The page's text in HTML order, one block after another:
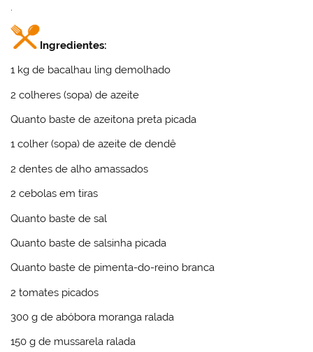
.
Ingredientes:
1 kg de bacalhau ling demolhado
2 colheres (sopa) de azeite
Quanto baste de azeitona preta picada
1 colher (sopa) de azeite de dendê
2 dentes de alho amassados
2 cebolas em tiras
Quanto baste de sal
Quanto baste de salsinha picada
Quanto baste de pimenta-do-reino branca
2 tomates picados
300 g de abóbora moranga ralada
150 g de mussarela ralada